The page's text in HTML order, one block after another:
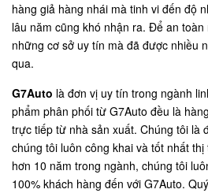
hàng giả hàng nhái mà tinh vi đến độ
lâu năm cũng khó nhận ra. Để an
những cơ sở uy tín mà đã được nhiều
qua.
G7Auto là đơn vị uy tín trong ngành
phẩm phân phối từ G7Auto đều là
trực tiếp từ nhà sản xuất. Chúng tôi là
chúng tôi luôn công khai và tốt nhất
hơn 10 năm trong ngành, chúng tôi
100% khách hàng đến với G7Auto.